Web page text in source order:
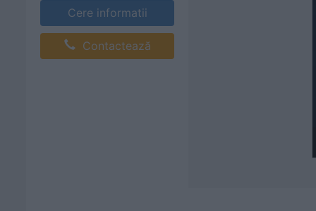
Cere informatii
Contactează